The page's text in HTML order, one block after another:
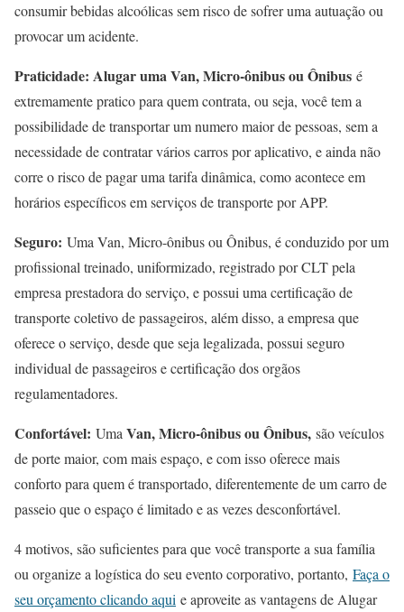
consumir bebidas alcoólicas sem risco de sofrer uma autuação ou
provocar um acidente.
Praticidade: Alugar uma Van, Micro-ônibus ou Ônibus é
extremamente pratico para quem contrata, ou seja, você tem a
possibilidade de transportar um numero maior de pessoas, sem a
necessidade de contratar vários carros por aplicativo, e ainda não
corre o risco de pagar uma tarifa dinâmica, como acontece em
horários específicos em serviços de transporte por APP.
Seguro: Uma Van, Micro-ônibus ou Ônibus, é conduzido por um
profissional treinado, uniformizado, registrado por CLT pela
empresa prestadora do serviço, e possui uma certificação de
transporte coletivo de passageiros, além disso, a empresa que
oferece o serviço, desde que seja legalizada, possui seguro
individual de passageiros e certificação dos orgãos
regulamentadores.
Confortável: Uma Van, Micro-ônibus ou Ônibus, são veículos
de porte maior, com mais espaço, e com isso oferece mais
conforto para quem é transportado, diferentemente de um carro de
passeio que o espaço é limitado e as vezes desconfortável.
4 motivos, são suficientes para que você transporte a sua família
ou organize a logística do seu evento corporativo, portanto, Faça o
seu orçamento clicando aqui e aproveite as vantagens de Alugar